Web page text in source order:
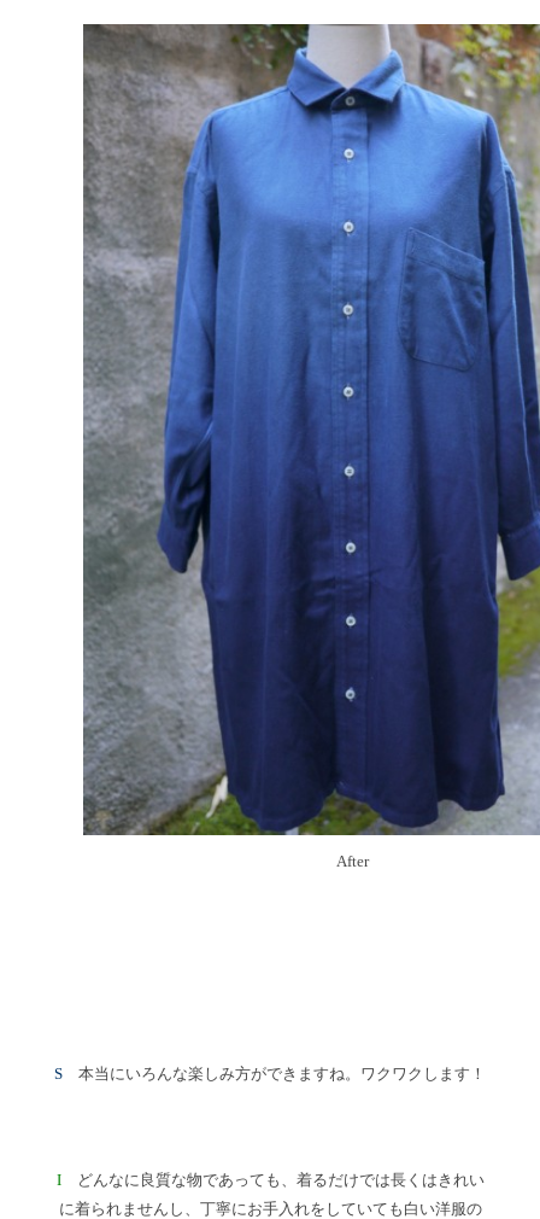
After
S 本当にいろんな楽しみ方ができますね。ワクワクします！
Iどんなに良質な物であっても、着るだけでは長くはきれい
に着られませんし、丁寧にお手入れをしていても白い洋服の